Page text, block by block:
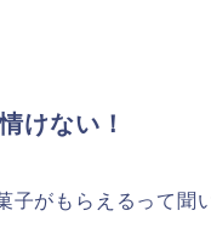
けない！
子がもらえるって聞